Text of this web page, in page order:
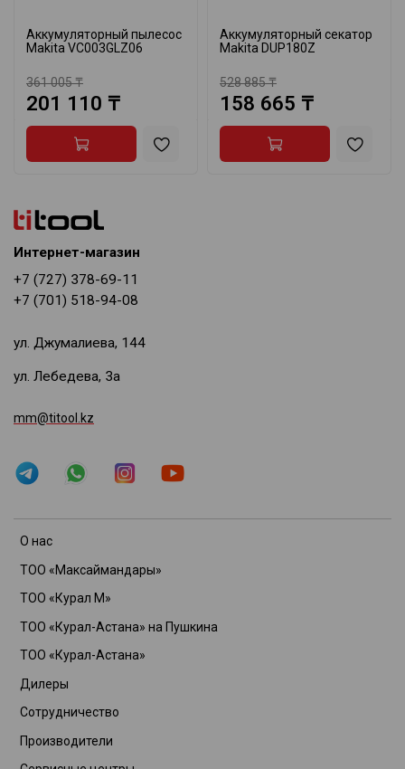
Аккумуляторный пылесос
Makita VC003GLZ06
361 005 ₸
201 110 ₸
Аккумуляторный секатор
Makita DUP180Z
528 885 ₸
158 665 ₸
О нас
ТОО «Максаймандары»
ТОО «Курал М»
ТОО «Курал-Астана» на Пушкина
ТОО «Курал-Астана»
Дилеры
Сотрудничество
Производители
Интернет-магазин
+7 (727) 378-69-11
+7 (701) 518-94-08
ул. Джумалиева, 144
ул. Лебедева, 3а
mm@titool.kz